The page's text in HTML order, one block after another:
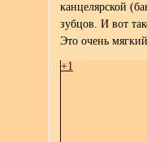
канцелярской
зубцов. И вот
Это очень
+1